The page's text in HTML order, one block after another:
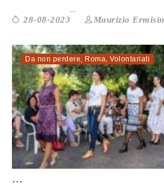
28-08-2023 Maurizio
Da non perdere, Roma, Volontariati
FILI DI SPERANZA.
...